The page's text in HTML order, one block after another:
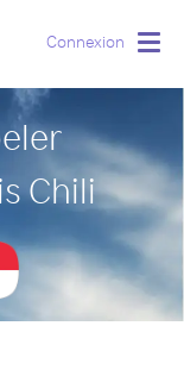
Connexion
Chili